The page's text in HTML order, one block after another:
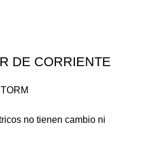
DE CORRIENTE
no tienen cambio ni